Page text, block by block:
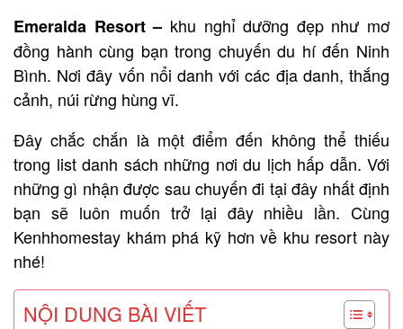
Emeralda Resort – khu nghỉ dưỡng đẹp như mơ
đồng hành cùng bạn trong chuyến du hí đến Ninh
Bình. Nơi đây vốn nổi danh với các địa danh, thắng
cảnh, núi rừng hùng vĩ.
Đây chắc chắn là một điểm đến không thể thiếu
trong list danh sách những nơi du lịch hấp dẫn. Với
những gì nhận được sau chuyến đi tại đây nhất định
bạn sẽ luôn muốn trở lại đây nhiều lần. Cùng
Kenhhomestay khám phá kỹ hơn về khu resort này
nhé!
NỘI DUNG BÀI VIẾT